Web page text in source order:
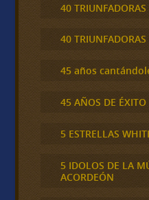
40 TRIUNFADORAS
40 TRIUNFADORAS
45 años
45 AÑOS DE ÉXITO
5 ESTRELLAS
5 IDOLOS DE LA
ACORDEÓN